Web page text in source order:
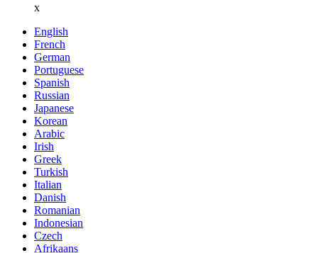
x
English
French
German
Portuguese
Spanish
Russian
Japanese
Korean
Arabic
Irish
Greek
Turkish
Italian
Danish
Romanian
Indonesian
Czech
Afrikaans